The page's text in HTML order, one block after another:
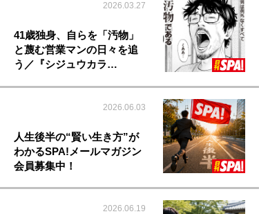
2026.03.27
41歳独身、自らを「汚物」
と蔑む営業マンの日々を追
う／『シジュウカラ…
2026.06.03
人生後半の“賢い生き方”が
わかるSPA!メールマガジン
会員募集中！
2026.06.19